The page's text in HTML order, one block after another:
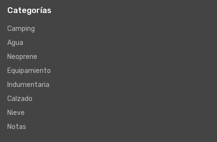
Categorías
Camping
Agua
Neoprene
Equipamiento
Indumentaria
Calzado
Nieve
Notas